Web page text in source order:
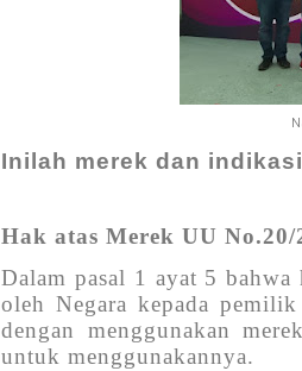
Inilah merek dan
Hak atas Merek UU No.20/
Dalam pasal 1 ayat 5
oleh Negara kepada
dengan menggunakan
untuk menggunakannya.